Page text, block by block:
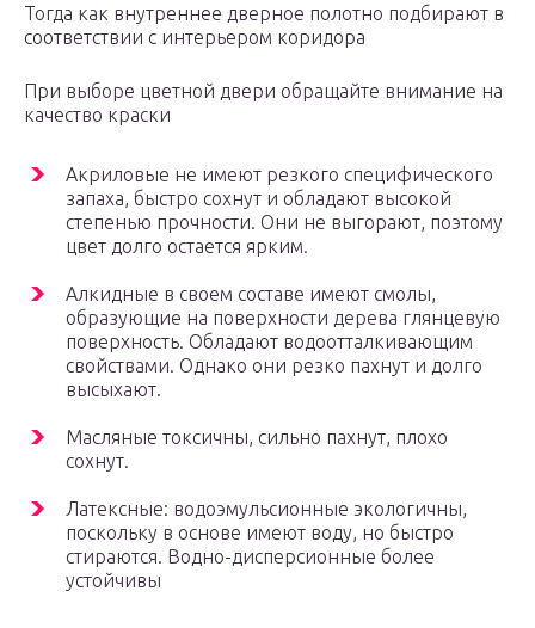
Тогда как внутреннее дверное полотно подбирают в
соответствии с интерьером коридора
При выборе цветной двери обращайте внимание на
качество краски
Акриловые не имеют резкого специфического
запаха, быстро сохнут и обладают высокой
степенью прочности. Они не выгорают, поэтому
цвет долго остается ярким.
Алкидные в своем составе имеют смолы,
образующие на поверхности дерева глянцевую
поверхность. Обладают водоотталкивающим
свойствами. Однако они резко пахнут и долго
высыхают.
Масляные токсичны, сильно пахнут, плохо
сохнут.
Латексные: водоэмульсионные экологичны,
поскольку в основе имеют воду, но быстро
стираются. Водно-дисперсионные более
устойчивы